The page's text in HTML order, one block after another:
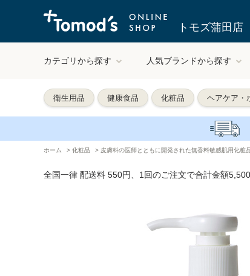
トモズ蒲田店
カテゴリから探す 人気ブランドから探す
衛生用品 健康食品 化粧品 ヘアケア・
ホーム > 化粧品 > 皮膚科の医師とともに開発された無香料敏感肌用化粧
全国一律 配送料 550円、1回のご注文で合計金額